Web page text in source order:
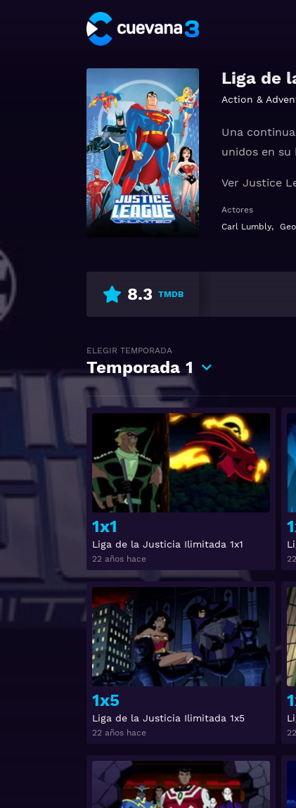
Liga de
Action &
Una
unidos en
Ver Justice
Actores
Carl Lumbly,
8.3 TMDB
ELEGIR TEMPORADA
Temporada 1
1x1
Liga de la Justicia Ilimitada 1x1
22 años hace
1x5
Liga de la Justicia Ilimitada 1x5
22 años hace